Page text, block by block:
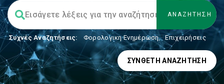
Συχνές Αναζητήσεις: Φορολογικη Ενημέρωση, Επιχειρήσεις
ΣΎΝΘΕΤΗ ΑΝΑΖΉΤΗΣΗ